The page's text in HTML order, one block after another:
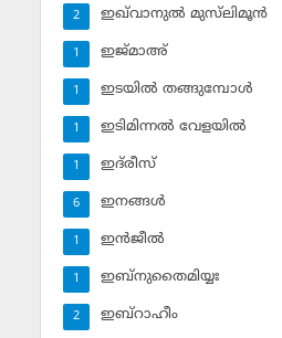
ഇഖ്‌വാനുല്‍ മുസ്‌ലിമൂന്‍
2
ഇജ്മാഅ്
1
ഇടയില്‍ തങ്ങുമ്പോള്‍
1
ഇടിമിന്നല്‍ വേളയില്‍
1
ഇദ്‌രീസ്‌
1
ഇനങ്ങള്‍
6
ഇന്‍ജീല്‍
1
ഇബ്‌നുതൈമിയ്യഃ
1
ഇബ്‌റാഹീം
2